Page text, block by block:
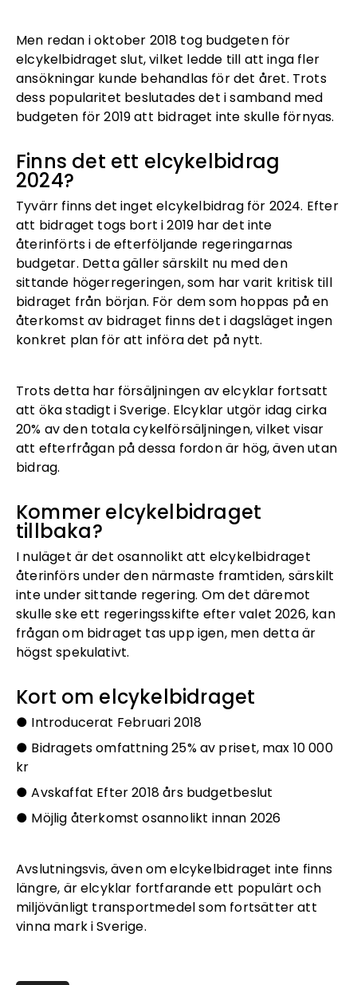
Men redan i oktober 2018 tog budgeten för
elcykelbidraget slut, vilket ledde till att inga fler
ansökningar kunde behandlas för det året. Trots
dess popularitet beslutades det i samband med
budgeten för 2019 att bidraget inte skulle förnyas.
Finns det ett elcykelbidrag
2024?
Tyvärr finns det inget elcykelbidrag för 2024. Efter
att bidraget togs bort i 2019 har det inte
återinförts i de efterföljande regeringarnas
budgetar. Detta gäller särskilt nu med den
sittande högerregeringen, som har varit kritisk till
bidraget från början. För dem som hoppas på en
återkomst av bidraget finns det i dagsläget ingen
konkret plan för att införa det på nytt.
Trots detta har försäljningen av elcyklar fortsatt
att öka stadigt i Sverige. Elcyklar utgör idag cirka
20% av den totala cykelförsäljningen, vilket visar
att efterfrågan på dessa fordon är hög, även utan
bidrag.
Kommer elcykelbidraget
tillbaka?
I nuläget är det osannolikt att elcykelbidraget
återinförs under den närmaste framtiden, särskilt
inte under sittande regering. Om det däremot
skulle ske ett regeringsskifte efter valet 2026, kan
frågan om bidraget tas upp igen, men detta är
högst spekulativt.
Kort om elcykelbidraget
● Introducerat Februari 2018
● Bidragets omfattning 25% av priset, max 10 000
kr
● Avskaffat Efter 2018 års budgetbeslut
● Möjlig återkomst osannolikt innan 2026
Avslutningsvis, även om elcykelbidraget inte finns
längre, är elcyklar fortfarande ett populärt och
miljövänligt transportmedel som fortsätter att
vinna mark i Sverige.